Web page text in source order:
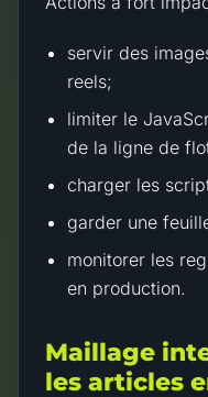
servir des
reels;
limiter le
de la ligne de
charger les
garder une
monitorer les
en production.
Maillage
les articles